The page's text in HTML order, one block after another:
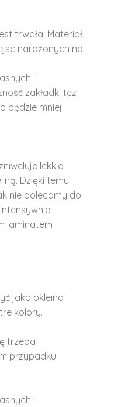
trwała. Materiał
narażonych na
i
zakładki tez
będzie mniej
lekkie
Dzięki temu
nie polecamy do
laminatem
jako okleina
kolory.
trzeba
przypadku
i